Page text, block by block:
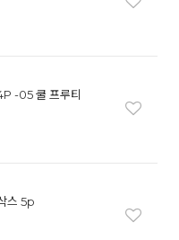
-05 쿨 프루티
스 5p